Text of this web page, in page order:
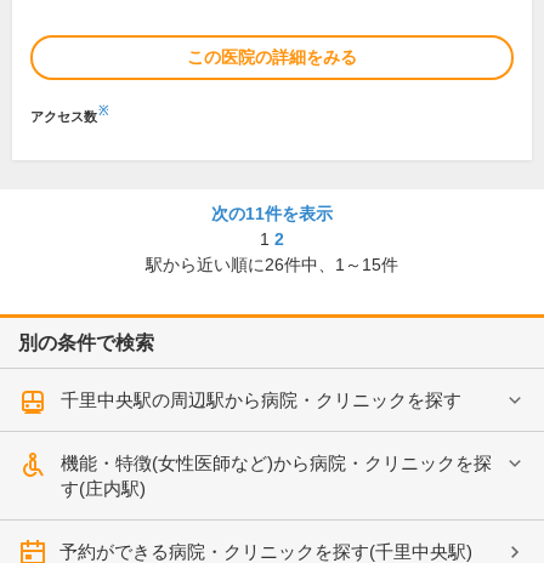
この医院の詳細をみる
アクセス数※
次の11件を表示
1 2
駅から近い順に26件中、 1～15件
別の条件で検索
千里中央駅の周辺駅から病院・クリニックを探す
機能・特徴(女性医師など)から病院・クリニックを探
す(庄内駅)
予約ができる病院・クリニックを探す(千里中央駅)